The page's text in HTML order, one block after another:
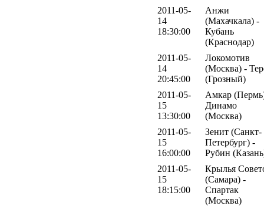
2011-05-
14
18:30:00
Анжи
(Махачкала) -
Кубань
(Краснодар)
2011-05-
14
20:45:00
Локомотив
(Москва) -
(Грозный)
2011-05-
15
13:30:00
Амкар
Динамо
(Москва)
2011-05-
15
16:00:00
Зенит (Санкт-
Петербург) -
Рубин
2011-05-
15
18:15:00
Крылья
(Самара) -
Спартак
(Москва)